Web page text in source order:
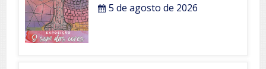
5 de agosto de 2026